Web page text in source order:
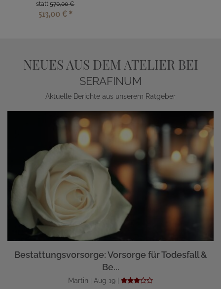
statt 570,00 €
513,00 € *
NEUES AUS DEM ATELIER BEI
SERAFINUM
Aktuelle Berichte aus unserem Ratgeber
Bestattungsvorsorge: Vorsorge für Todesfall &
Be...
Martin | Aug 19 |